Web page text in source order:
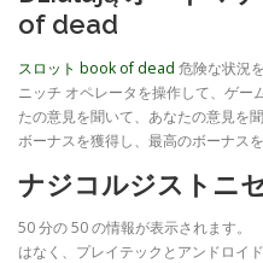
of dead
スロット book of dead 危険な状況
ニッチ オペレータを操作して、ゲー
たの意見を聞いて、あなたの意見を
ボーナスを獲得し、最高のボーナスを
ナジコルジストニ
50 分の 50 の情報が表示されます。
はなく、プレイテックとアンドロイ